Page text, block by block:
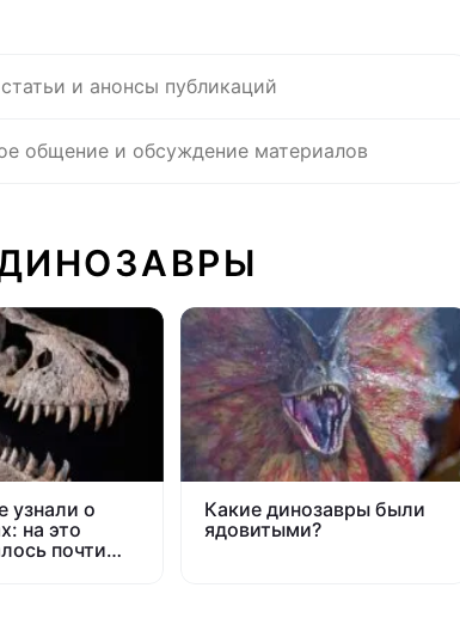
и анонсы публикаций
общение и обсуждение материалов
узнали о
на это
почти
Какие динозавры были
ядовитыми?